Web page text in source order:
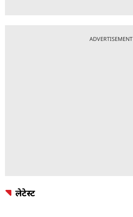
ADVERTISEMENT
लेटेस्ट